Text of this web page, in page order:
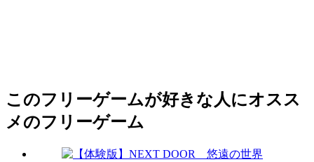
このフリーゲームが好きな人にオスス
メのフリーゲーム